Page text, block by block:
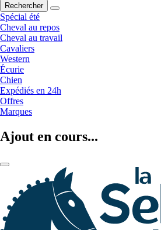
Rechercher
Spécial été
Cheval au repos
Cheval au travail
Cavaliers
Western
Écurie
Chien
Expédiés en 24h
Offres
Marques
Ajout en cours...